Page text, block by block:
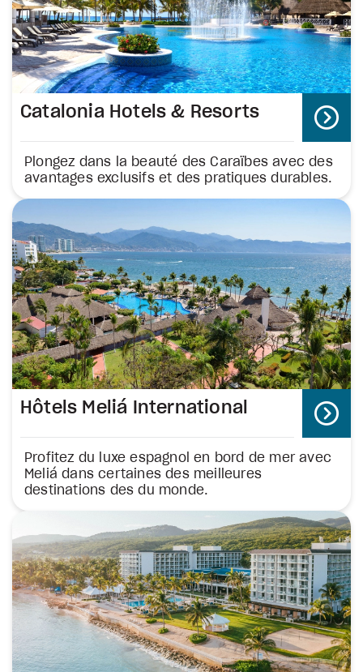
Catalonia Hotels & Resorts
Plongez dans la beauté des Caraïbes avec des
avantages exclusifs et des pratiques durables.
Hôtels Meliá International
Profitez du luxe espagnol en bord de mer avec
Meliá dans certaines des meilleures
destinations des du monde.